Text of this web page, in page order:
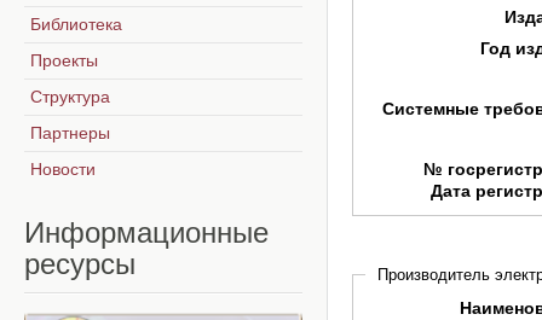
Год
Системные
№
Дата
Производитель
Библиотека
Проекты
Структура
Партнеры
Новости
Информационные
ресурсы